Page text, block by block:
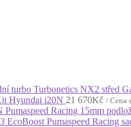
turbo Turbonetics NX2 střed
Hyundai i20N 21 670Kč / Cena
Pumaspeed Racing 15mm
Pumaspeed Racing